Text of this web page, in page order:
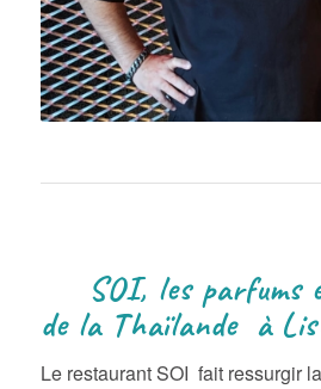
SOI, les parfums
de la Thaïlande à
Le restaurant SOI fait ressurgir